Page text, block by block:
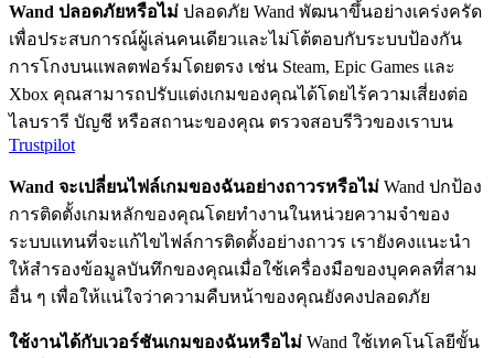
Wand ปลอดภัยหรือไม่ ปลอดภัย Wand พัฒนาขึ้นอย่างเคร่งครัด
เพื่อประสบการณ์ผู้เล่นคนเดียวและไม่โต้ตอบกับระบบป้องกัน
การโกงบนแพลตฟอร์มโดยตรง เช่น Steam, Epic Games และ
Xbox คุณสามารถปรับแต่งเกมของคุณได้โดยไร้ความเสี่ยงต่อ
ไลบรารี บัญชี หรือสถานะของคุณ ตรวจสอบรีวิวของเราบน
Trustpilot
Wand จะเปลี่ยนไฟล์เกมของฉันอย่างถาวรหรือไม่ Wand ปกป้อง
การติดตั้งเกมหลักของคุณโดยทำงานในหน่วยความจำของ
ระบบแทนที่จะแก้ไขไฟล์การติดตั้งอย่างถาวร เรายังคงแนะนำ
ให้สำรองข้อมูลบันทึกของคุณเมื่อใช้เครื่องมือของบุคคลที่สาม
อื่น ๆ เพื่อให้แน่ใจว่าความคืบหน้าของคุณยังคงปลอดภัย
ใช้งานได้กับเวอร์ชันเกมของฉันหรือไม่ Wand ใช้เทคโนโลยีขั้น